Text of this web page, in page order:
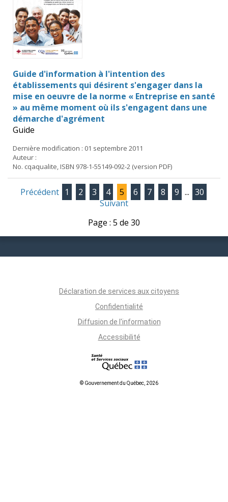
Guide d'information à l'intention des
établissements qui désirent s'engager dans la
mise en oeuvre de la norme « Entreprise en santé
» au même moment où ils s'engagent dans une
démarche d'agrément
Guide
Dernière modification : 01 septembre 2011
Auteur :
No. cqaqualite, ISBN 978-1-55149-092-2 (version PDF)
Précédent 1 2 3 4 5 6 7 8 9 ... 30
Suivant
Page : 5 de 30
Déclaration de services aux citoyens
Confidentialité
Diffusion de l'information
Accessibilité
© Gouvernement du Québec, 2026